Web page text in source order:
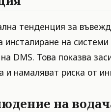
тенденция за
на
DMS. Това показва
и намаляват риска от
на